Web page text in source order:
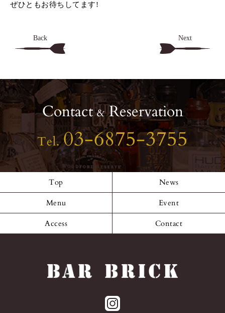
ぜひともお待ちしてます!
Back Next
Contact&Reservation
Tel.03-6875-3755
Top News
Menu Event
Access Contact